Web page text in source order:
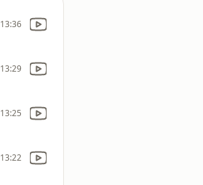
13:36
13:29
13:25
13:22